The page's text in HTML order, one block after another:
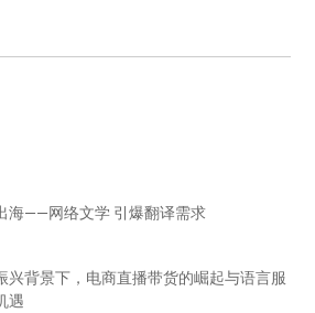
海——网络文学 引爆翻译需求
兴背景下，电商直播带货的崛起与语言服
遇